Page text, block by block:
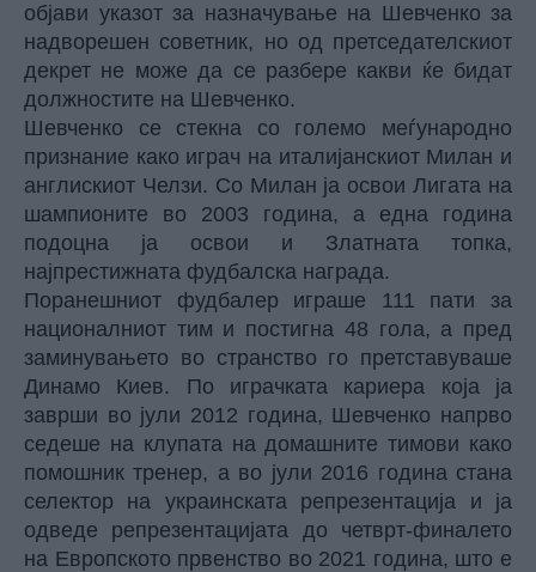
објави указот за назначување на Шевченко за
надворешен советник, но од претседателскиот
декрет не може да се разбере какви ќе бидат
должностите на Шевченко.
Шевченко се стекна со големо меѓународно
признание како играч на италијанскиот Милан и
англискиот Челзи. Со Милан ја освои Лигата на
шампионите во 2003 година, а една година
подоцна ја освои и Златната топка,
најпрестижната фудбалска награда.
Поранешниот фудбалер играше 111 пати за
националниот тим и постигна 48 гола, а пред
заминувањето во странство го претставуваше
Динамо Киев. По играчката кариера која ја
заврши во јули 2012 година, Шевченко напрво
седеше на клупата на домашните тимови како
помошник тренер, а во јули 2016 година стана
селектор на украинската репрезентација и ја
одведе репрезентацијата до четврт-финалето
на Европското првенство во 2021 година, што е